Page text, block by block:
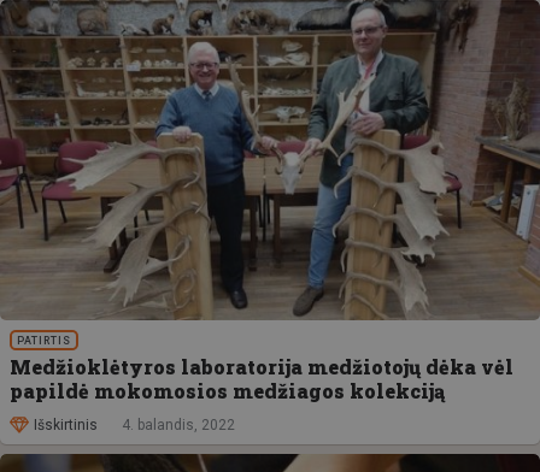
PATIRTIS
Medžioklėtyros laboratorija medžiotojų dėka vėl
papildė mokomosios medžiagos kolekciją
Išskirtinis 4. balandis, 2022